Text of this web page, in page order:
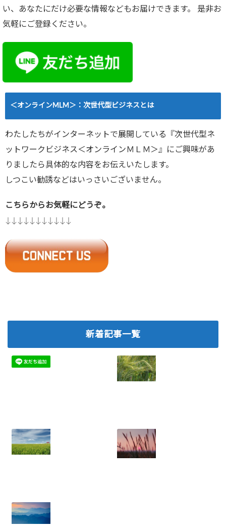
い、あなたにだけ必要な情報などもお届けできます。 是非お
気軽にご登録ください。
＜オンラインMLM＞：次世代型ビジネスとは
わたしたちがインターネットで展開している『次世代型ネ
ットワークビジネス＜オンラインＭＬＭ＞』にご興味があ
りましたら具体的な内容をお伝えいたします。
しつこい勧誘などはいっさいございません。
こちらからお気軽にどうぞ。
↓↓↓↓↓↓↓↓↓↓↓
新着記事一覧
ぐ！メンバー定着
のための実践ノウ
ハウ
と権利収入の可能
性
2025.07.21